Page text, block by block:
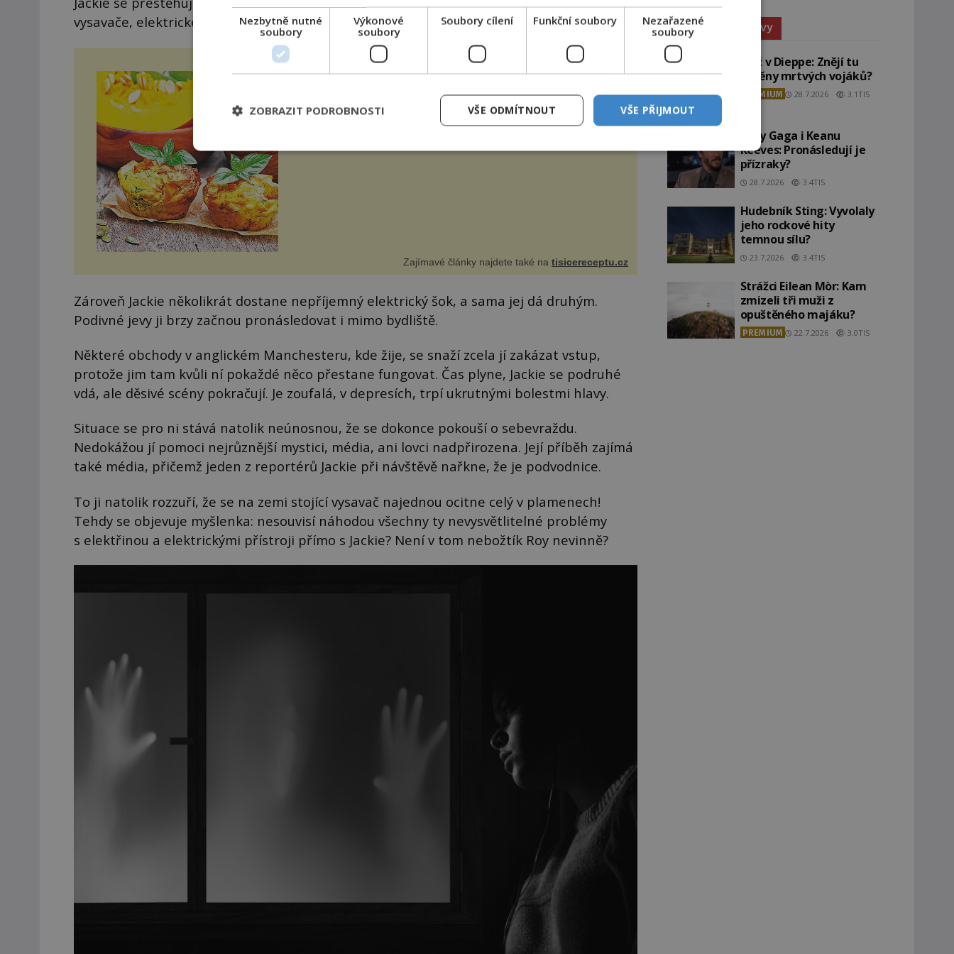
vysavače, elektrické trouby. Rádia a televize mění stanice, aniž by se jich kdokoliv dotkl.
Dýňové muffiny s bylinkami
Slané dýňové muffiny s bylinkami a feta sýrem vytvářejí
dokonalou harmonii chutí. Jistě si je zamilujete. Suroviny na 12
kusů 250 g dýně Hokaido 2 lžíce olivového oleje sůl, pepř hrst
Zajímavé články najdete také natisicereceptu.cz
Zároveň Jackie několikrát dostane nepříjemný elektrický šok, a sama jej dá druhým.
Podivné jevy ji brzy začnou pronásledovat i mimo bydliště.
Některé obchody v anglickém Manchesteru, kde žije, se snaží zcela jí zakázat vstup,
protože jim tam kvůli ní pokaždé něco přestane fungovat. Čas plyne, Jackie se podruhé
vdá, ale děsivé scény pokračují. Je zoufalá, v depresích, trpí ukrutnými bolestmi hlavy.
Situace se pro ni stává natolik neúnosnou, že se dokonce pokouší o sebevraždu.
Nedokážou jí pomoci nejrůznější mystici, média, ani lovci nadpřirozena. Její příběh zajímá
také média, přičemž jeden z reportérů Jackie při návštěvě nařkne, že je podvodnice.
To ji natolik rozzuří, že se na zemi stojící vysavač najednou ocitne celý v plamenech!
Tehdy se objevuje myšlenka: nesouvisí náhodou všechny ty nevysvětlitelné problémy
s elektřinou a elektrickými přístroji přímo s Jackie? Není v tom nebožtík Roy nevinně?
Paranormální jevy
Pláž v Dieppe: Znějí tu
ozvěny mrtvých vojáků?
PREMIUM 28.7.2026 3.1TIS
Lady Gaga i Keanu
Reeves: Pronásledují je
přízraky?
28.7.2026 3.4TIS
Hudebník Sting: Vyvolaly
jeho rockové hity
temnou sílu?
23.7.2026 3.4TIS
Strážci Eilean Mòr: Kam
zmizeli tři muži z
opuštěného majáku?
PREMIUM 22.7.2026 3.0TIS
Nezbytně nutné
soubory
Výkonové
soubory
Soubory cílení Funkční soubory
Nezařazené
soubory
VŠE PŘIJMOUT
VŠE ODMÍTNOUT
ZOBRAZIT PODROBNOSTI